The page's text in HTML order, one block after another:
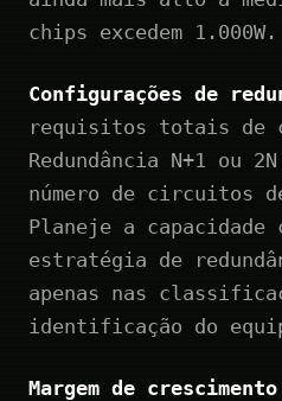
chips excedem 1.000W.
Configurações de
requisitos totais de
Redundância N+1 ou
número de circuitos
Planeje a capacidade
estratégia de
apenas nas
identificação do
Margem de